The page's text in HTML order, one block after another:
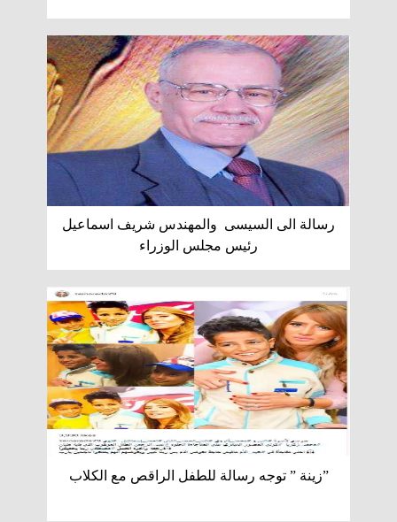
رسالة الى السيسى والمهندس شريف اسماعيل
رئيس مجلس الوزراء
”زينة ” توجه رسالة للطفل الراقص مع الكلاب